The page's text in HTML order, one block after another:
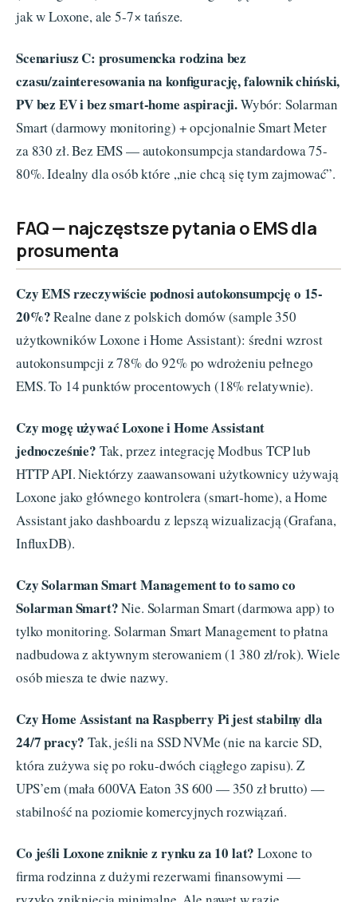
jak w Loxone, ale 5-7× tańsze.
Scenariusz C: prosumencka rodzina bez
czasu/zainteresowania na konfigurację, falownik chiński,
PV bez EV i bez smart-home aspiracji.Wybór: Solarman
Smart (darmowy monitoring) + opcjonalnie Smart Meter
za 830 zł. Bez EMS — autokonsumpcja standardowa 75-
80%. Idealny dla osób które „nie chcą się tym zajmować”.
FAQ — najczęstsze pytania o EMS dla
prosumenta
Czy EMS rzeczywiście podnosi autokonsumpcję o 15-
20%?Realne dane z polskich domów (sample 350
użytkowników Loxone i Home Assistant): średni wzrost
autokonsumpcji z 78% do 92% po wdrożeniu pełnego
EMS. To 14 punktów procentowych (18% relatywnie).
Czy mogę używać Loxone i Home Assistant
jednocześnie? Tak, przez integrację Modbus TCP lub
HTTP API. Niektórzy zaawansowani użytkownicy używają
Loxone jako głównego kontrolera (smart-home), a Home
Assistant jako dashboardu z lepszą wizualizacją (Grafana,
InfluxDB).
Czy Solarman Smart Management to to samo co
Solarman Smart?Nie. Solarman Smart (darmowa app) to
tylko monitoring. Solarman Smart Management to płatna
nadbudowa z aktywnym sterowaniem (1 380 zł/rok). Wiele
osób miesza te dwie nazwy.
Czy Home Assistant na Raspberry Pi jest stabilny dla
24/7 pracy? Tak, jeśli na SSD NVMe (nie na karcie SD,
która zużywa się po roku-dwóch ciągłego zapisu). Z
UPS’em (mała 600VA Eaton 3S 600 — 350 zł brutto) —
stabilność na poziomie komercyjnych rozwiązań.
Co jeśli Loxone zniknie z rynku za 10 lat? Loxone to
firma rodzinna z dużymi rezerwami finansowymi —